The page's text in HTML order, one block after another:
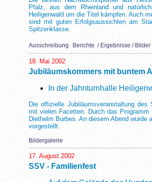
Pfalz, aus dem Rheinland und
Heiligenwald um die Titel kämpfen. Auch
sind mit guten Erfolgsaussichten am
Spitzenklasse.
Ausschreibung Berichte / Ergebnisse / Bilder
18. Mai 2002
Jubiläumskommers mit buntem
In der Jahnturnhalle
Die offizielle Jubiläumsveranstaltung
mit vielen Facetten. Durch das
Diethelm Burbes. An diesem Abend
vorgestellt.
Bildergalerie
17. August 2002
SSV - Familienfest